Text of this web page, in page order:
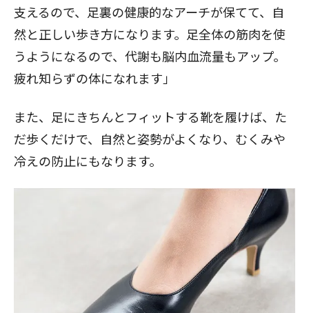
支えるので、足裏の健康的なアーチが保てて、自
然と正しい歩き方になります。足全体の筋肉を使
うようになるので、代謝も脳内血流量もアップ。
疲れ知らずの体になれます」
また、足にきちんとフィットする靴を履けば、た
だ歩くだけで、自然と姿勢がよくなり、むくみや
冷えの防止にもなります。